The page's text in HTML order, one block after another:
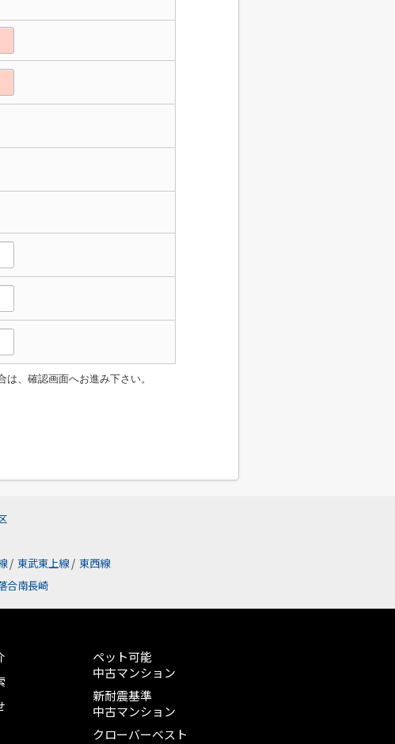
、確認画面へお進み下さい。
/ 東武東上線 / 東西線
合南長崎
ペット可能
中古マンション
新耐震基準
中古マンション
クローバーベスト